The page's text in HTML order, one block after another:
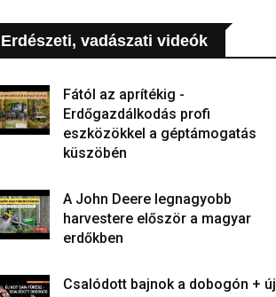
Erdészeti, vadászati videók
Fától az aprítékig -
Erdőgazdálkodás profi
eszközökkel a géptámogatás
küszöbén
A John Deere legnagyobb
harvestere először a magyar
erdőkben
Csalódott bajnok a dobogón + új